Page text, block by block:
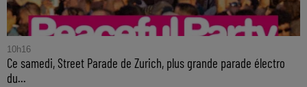
10h16
Ce samedi, Street Parade de Zurich, plus grande parade électro
du...